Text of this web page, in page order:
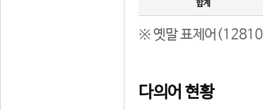
합계
※ 옛말 표제어(12810
다의어 현황